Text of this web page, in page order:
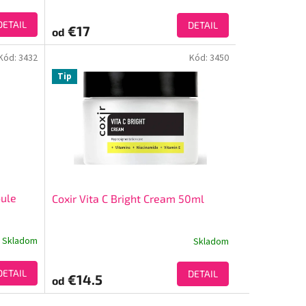
od €17 DETAIL
Skladom
3432
Tip
Coxir Vita C Bright Cream 50ml
Skladom
od €14.5 DETAIL
Kód: 3450